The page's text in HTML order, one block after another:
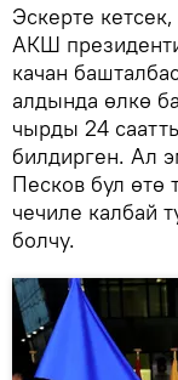
Эскерте
АКШ
качан
алдында өлкө
чырды 24
билдирген. Ал
Песков бул өтө
чечиле калбай
болчу.